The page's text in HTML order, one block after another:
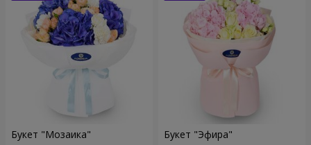
Букет "Мозаика" Букет "Эфира"